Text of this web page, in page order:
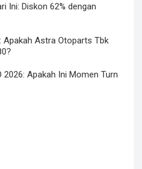
Ini: Diskon 62% dengan
Apakah Astra Otoparts Tbk
2026: Apakah Ini Momen Turn